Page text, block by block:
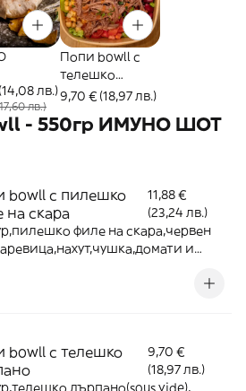
лв.)
лв.)
Попи bowll с
телешко
дърпано
9,70 € (18,97 лв.)
- 550гр ИМУНО ШОТ
bowll с пилешко
на скара
11,88 €
(23,24 лв.)
филе на скара,червен
и
bowll с телешко
9,70 €
(18,97 лв.)
дърпано(sous vide),